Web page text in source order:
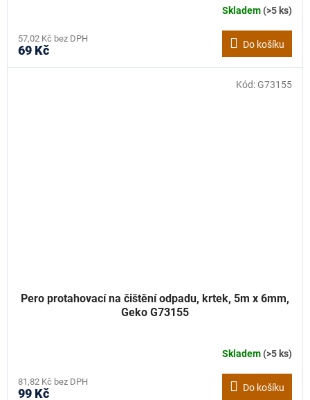
produktu
je
5,0
Skladem(>5 ks)
57,02 Kč bez DPH
69 Kč Do košíku
Pero protahovací na čištění odpadu, krtek, 5m x 6mm,
Geko G73155
Skladem(>5 ks)
81,82 Kč bez DPH
99 Kč Do košíku
Kód: G73155